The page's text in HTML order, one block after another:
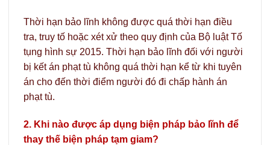
Thời hạn bảo lĩnh không được quá thời hạn điều
tra, truy tố hoặc xét xử theo quy định của Bộ luật Tố
tụng hình sự 2015. Thời hạn bảo lĩnh đối với người
bị kết án phạt tù không quá thời hạn kể từ khi tuyên
án cho đến thời điểm người đó đi chấp hành án
phạt tù.
2. Khi nào được áp dụng biện pháp bảo lĩnh để
thay thế biện pháp tạm giam?